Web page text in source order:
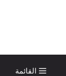
القائمة